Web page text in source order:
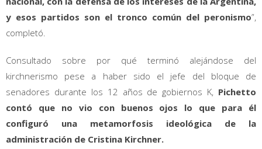
y esos partidos son el tronco común del peronismo”,
completó.
Consultado sobre por qué terminó alejándose del
kirchnerismo pese a haber sido el jefe del bloque de
senadores durante los 12 años de gobiernos K, Pichetto
contó que no vio con buenos ojos lo que para él
configuró una metamorfosis ideológica de la
administración de Cristina Kirchner.